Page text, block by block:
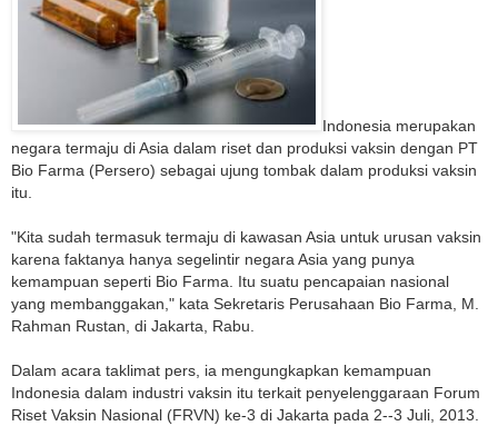
Indonesia merupakan
negara termaju di Asia dalam riset dan produksi vaksin dengan PT
Bio Farma (Persero) sebagai ujung tombak dalam produksi vaksin
itu.
"Kita sudah termasuk termaju di kawasan Asia untuk urusan vaksin
karena faktanya hanya segelintir negara Asia yang punya
kemampuan seperti Bio Farma. Itu suatu pencapaian nasional
yang membanggakan," kata Sekretaris Perusahaan Bio Farma, M.
Rahman Rustan, di Jakarta, Rabu.
Dalam acara taklimat pers, ia mengungkapkan kemampuan
Indonesia dalam industri vaksin itu terkait penyelenggaraan Forum
Riset Vaksin Nasional (FRVN) ke-3 di Jakarta pada 2--3 Juli, 2013.